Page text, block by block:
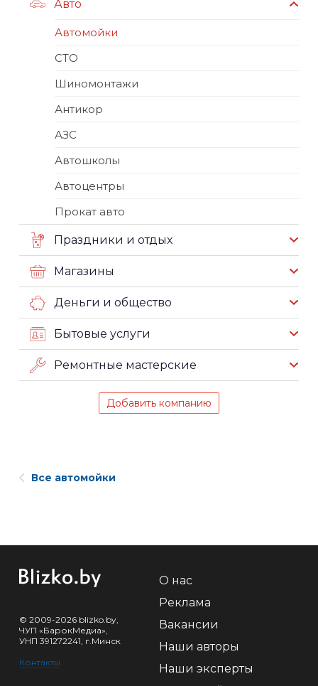
Авто
Автомойки
СТО
Шиномонтажи
Антикор
АЗС
Автошколы
Автоцентры
Прокат авто
Праздники и отдых
Магазины
Деньги и общество
Бытовые услуги
Ремонтные мастерские
Добавить компанию
Все автомойки
© 2009-2026 blizko.by,
ЧУП «БарокМедиа»,
УНП 391272241, г.Минск
Контакты
О нас
Реклама
Вакансии
Наши авторы
Наши эксперты